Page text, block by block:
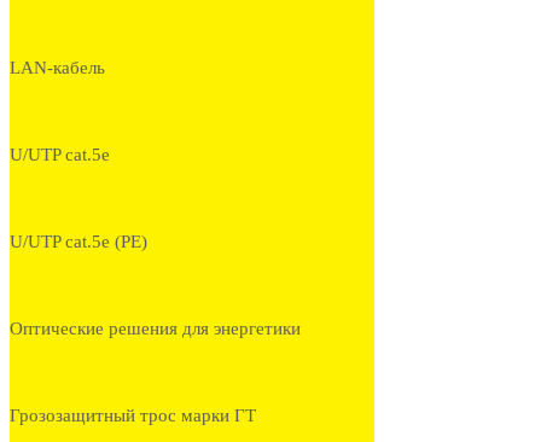
LAN-кабель
U/UTP cat.5e
U/UTP cat.5e (PE)
Оптические решения для энергетики
Грозозащитный трос марки ГТ